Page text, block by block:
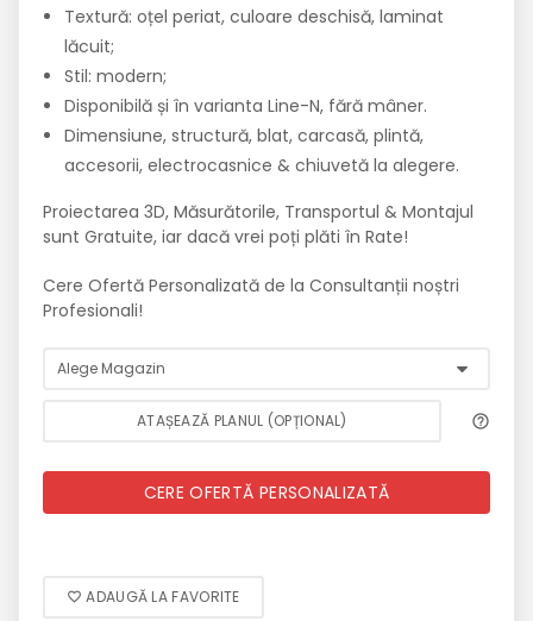
Textură: oțel periat, culoare deschisă, laminat
lăcuit;
Stil: modern;
Disponibilă și în varianta Line-N, fără mâner.
Dimensiune, structură, blat, carcasă, plintă,
accesorii, electrocasnice & chiuvetă la alegere.
Proiectarea 3D, Măsurătorile, Transportul & Montajul
sunt Gratuite, iar dacă vrei poți plăti în Rate!
Cere Ofertă Personalizată de la Consultanții noștri
Profesionali!
ATAȘEAZĂ PLANUL (OPȚIONAL)
CERE OFERTĂ PERSONALIZATĂ
ADAUGĂ LA FAVORITE